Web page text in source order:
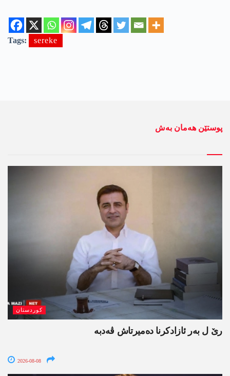
Tags: sereke
پوستێن ھەمان بەش
کوردستان
رێ ل بەر ئازادکرنا دەمیرتاش ڤەدبە
2026-08-08